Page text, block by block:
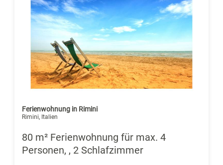
Ferienwohnung in Rimini
Rimini, Italien
80 m² Ferienwohnung für max. 4
Personen, , 2 Schlafzimmer